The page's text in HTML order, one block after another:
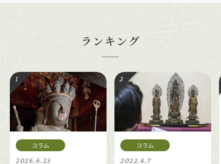
ランキング
2026.6.25 2022.4.7